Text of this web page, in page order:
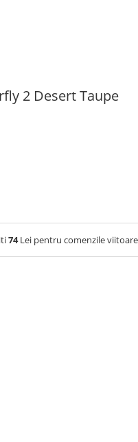
2 Desert Taupe
74Lei pentru comenzile viitoare